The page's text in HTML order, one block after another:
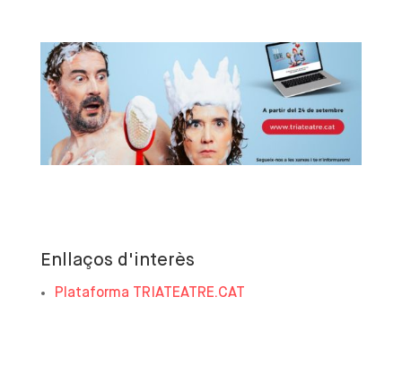
Enllaços d'interès
Plataforma TRIATEATRE.CAT